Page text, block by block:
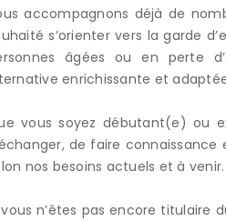
accompagnons déjà de
s’orienter vers la garde
âgées ou en perte
enrichissante et
vous soyez débutant(e) ou
de faire
nos besoins actuels et à venir.
vous n’êtes pas encore titulaire